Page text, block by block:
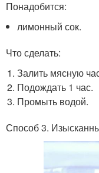
Понадобится:
лимонный сок.
Что сделать:
Залить мясную
Подождать 1 час.
Промыть водой.
Способ 3.